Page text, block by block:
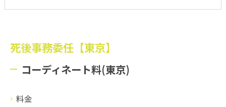
死後事務委任【東京】
コーディネート料(東京)
料金